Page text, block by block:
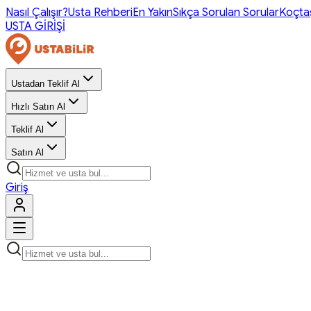
Nasıl Çalışır?Usta RehberiEn YakınSıkça Sorulan Sorular
USTA GİRİŞİ
Ustadan Teklif Al
Hızlı Satın Al
Teklif Al
Satın Al
Giriş